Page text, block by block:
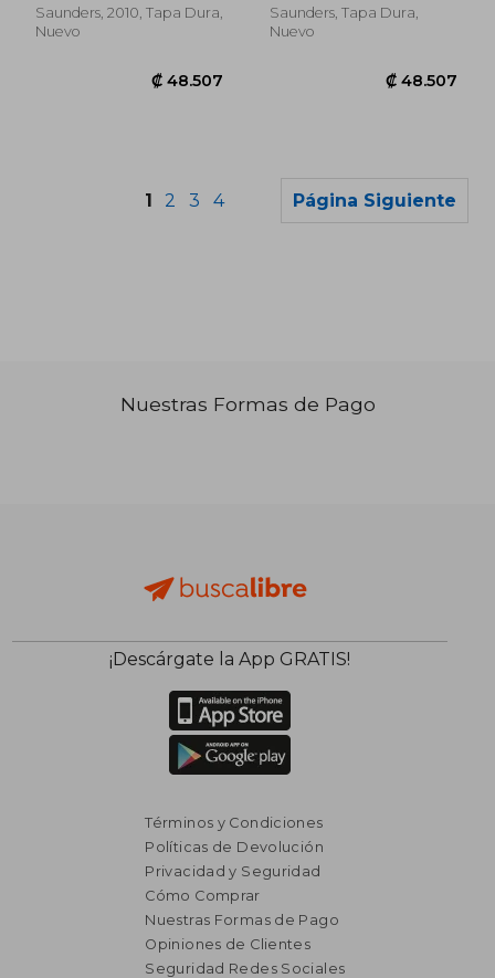
Saunders, 2010, Tapa Dura,
Nuevo
26-4 (en Inglés)
Saunders, Tapa Dura,
Nuevo
1 2 3 4 Página Siguiente
Nuestras Formas de Pago
¡Descárgate la App GRATIS!
Términos y Condiciones
Políticas de Devolución
Privacidad y Seguridad
Cómo Comprar
Nuestras Formas de Pago
Opiniones de Clientes
Seguridad Redes Sociales